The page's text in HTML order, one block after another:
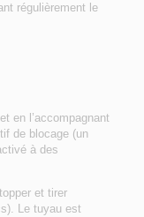
régulièrement le
en l’accompagnant
de blocage (un
à des
et tirer
Le tuyau est